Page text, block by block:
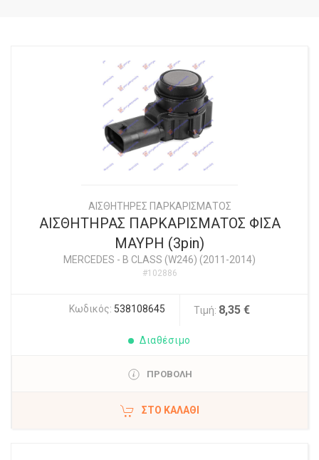
ΑΙΣΘΗΤΗΡΕΣ ΠΑΡΚΑΡΙΣΜΑΤΟΣ
ΑΙΣΘΗΤΗΡΑΣ ΠΑΡΚΑΡΙΣΜΑΤΟΣ ΦΙΣΑ
ΜΑΥΡΗ (3pin)
MERCEDES - B CLASS (W246) (2011-2014)
#102886
Κωδικός: 538108645 Τιμή: 8,35 €
Διαθέσιμο
ΠΡΟΒΟΛΗ
ΣΤΟ ΚΑΛΆΘΙ